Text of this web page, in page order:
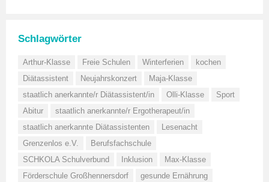
Schlagwörter
Arthur-Klasse Freie Schulen Winterferien
kochen
Diätassistent
Neujahrskonzert
Maja-Klasse
staatlich anerkannte/r Diätassistent/in
Olli-Klasse
Sport
Abitur
staatlich anerkannte/r Ergotherapeut/in
staatlich anerkannte Diätassistenten
Lesenacht
Grenzenlos e.V.
Berufsfachschule
SCHKOLA Schulverbund
Inklusion
Max-Klasse
Förderschule Großhennersdorf
gesunde Ernährung